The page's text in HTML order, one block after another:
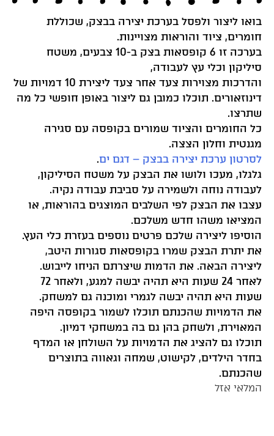
בואו ליצור ולפסל בערכת יצירה בבצק, שכוללת
חומרים, ציוד והוראות מצויינות.
בערכה זו 6 קופסאות בצק ב-10 צבעים, משטח
סיליקון וכלי עץ לעבודה,
והדרכות מצוירות צעד אחר צעד ליצירת 10 דמויות של
דינוזאורים. תוכלו כמובן גם ליצור באופן חופשי כל מה
שתרצו.
כל החומרים והציוד שמורים בקופסה עם סגירה
מגנטית וחלון הצצה.
לסרטון ערכת יצירה בבצק – דגם ים.
גלגלו, מעכו ולושו את הבצק על משטח הסיליקון,
לעבודה נוחה ולשמירה על סביבת עבודה נקיה.
עצבו את הבצק לפי השלבים המוצגים בהוראות, או
המציאו משהו חדש משלכם.
הוסיפו ליצירה שלכם פרטים נוספים בעזרת כלי העץ.
את יתרת הבצק שמרו בקופסאות סגורות היטב,
ליצירה הבאה. את הדמות שיצרתם הניחו לייבוש.
לאחר 24 שעות היא תהיה יבשה למגע, ולאחר 72
שעות היא תהיה יבשה לגמרי ומוכנה גם למשחק.
את הדמויות שהכנתם תוכלו לשמור בקופסה היפה
המאוירת, ולשחק בהן גם בה במשחקי דמיון.
תוכלו גם להציג את הדמויות על השולחן או המדף
בחדר הילדים, לקישוט, שמחה וגאווה בתוצרים
שהכנתם.
המלאי אזל